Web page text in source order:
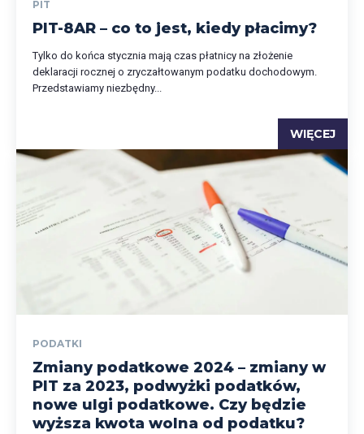
PIT
PIT-8AR – co to jest, kiedy płacimy?
Tylko do końca stycznia mają czas płatnicy na złożenie
deklaracji rocznej o zryczałtowanym podatku dochodowym.
Przedstawiamy niezbędny...
WIĘCEJ
PODATKI
Zmiany podatkowe 2024 – zmiany w
PIT za 2023, podwyżki podatków,
nowe ulgi podatkowe. Czy będzie
wyższa kwota wolna od podatku?